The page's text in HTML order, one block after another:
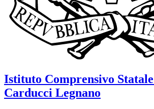
Istituto Comprensivo Statale
Carducci Legnano